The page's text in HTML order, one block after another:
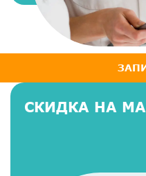
СКИДКА НА